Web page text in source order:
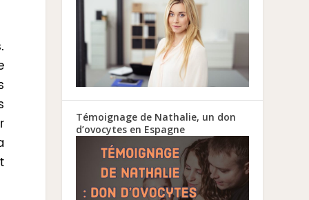
Témoignage de Nathalie, un don
d’ovocytes en Espagne